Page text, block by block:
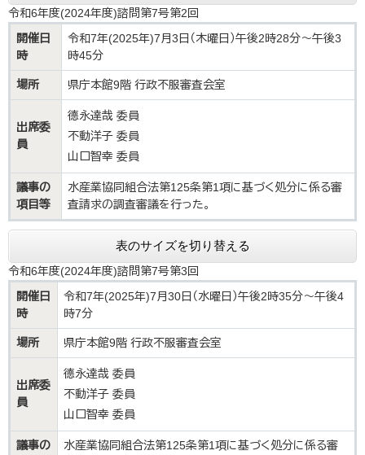
令和6年度(2024年度)諮問第7号第2回
開催日
時
令和7年(2025年)7月3日（木曜日）午後2時28分～午後3
時45分
場所 県庁本館9階 行政不服審査会室
出席委
員
德永達哉 委員
不動洋子 委員
山口智幸 委員
議事の
項目等
水産業協同組合法第125条第1項に基づく処分に係る審
査請求の調査審議を行った。
表のサイズを切り替える
令和6年度(2024年度)諮問第7号第3回
開催日
時
令和7年(2025年)7月30日（水曜日）午後2時35分～午後4
時7分
場所 県庁本館9階 行政不服審査会室
出席委
員
德永達哉 委員
不動洋子 委員
山口智幸 委員
議事の
水産業協同組合法第125条第1項に基づく処分に係る審